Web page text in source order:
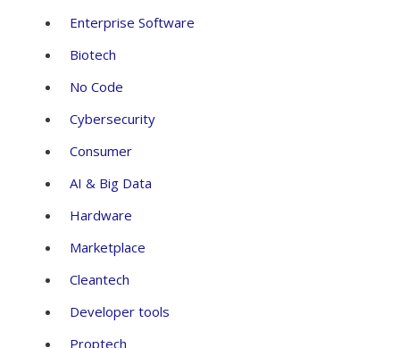
Enterprise Software
Biotech
No Code
Cybersecurity
Consumer
AI & Big Data
Hardware
Marketplace
Cleantech
Developer tools
Proptech